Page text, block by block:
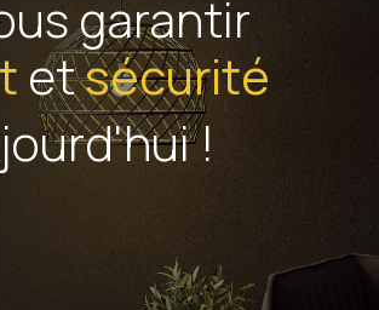
garantir
etsécurité
!